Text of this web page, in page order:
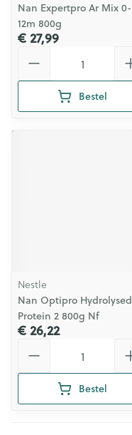
Nan Expertpro Ar Mix 0-
12m 800g
€ 27,99
Bestel
Nestle
Nan Optipro Hydrolysed
Protein 2 800g Nf
€ 26,22
Bestel